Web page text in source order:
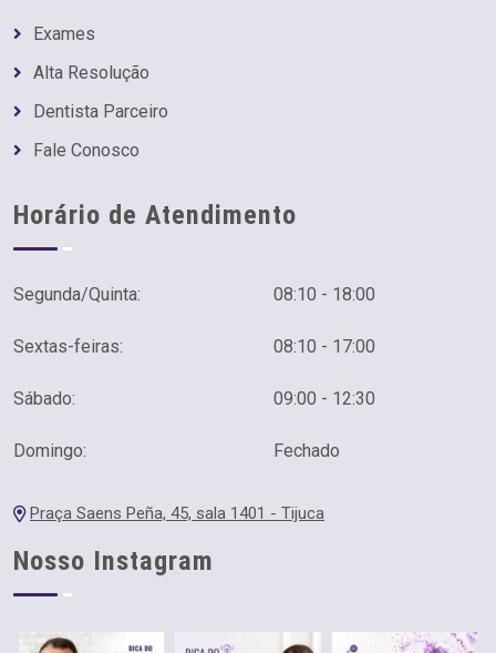
Exames
Alta Resolução
Dentista Parceiro
Fale Conosco
Horário de Atendimento
Segunda/Quinta: 08:10 - 18:00
Sextas-feiras: 08:10 - 17:00
Sábado: 09:00 - 12:30
Domingo: Fechado
Praça Saens Peña, 45, sala 1401 - Tijuca
Nosso Instagram